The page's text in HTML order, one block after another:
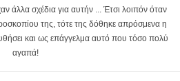
άλλα σχέδια για αυτήν ... Έτσι λοιπόν όταν
της, τότε της δόθηκε απρόσμενα η
και ως επάγγελμα αυτό που τόσο πολύ
αγαπά!